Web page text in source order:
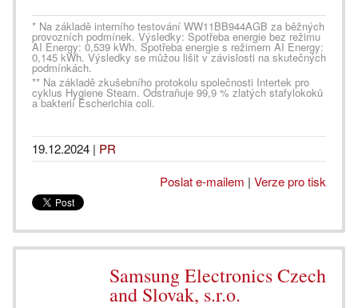
* Na základě interního testování WW11BB944AGB za běžných
provozních podmínek. Výsledky: Spotřeba energie bez režimu
AI Energy: 0,539 kWh. Spotřeba energie s režimem AI Energy:
0,145 kWh. Výsledky se můžou lišit v závislosti na skutečných
podmínkách.
** Na základě zkušebního protokolu společnosti Intertek pro
cyklus Hygiene Steam. Odstraňuje 99,9 % zlatých stafylokoků
a bakterií Escherichia coli.
19.12.2024 | PR
Poslat e-mailem | Verze pro tisk
Samsung Electronics Czech
and Slovak, s.r.o.